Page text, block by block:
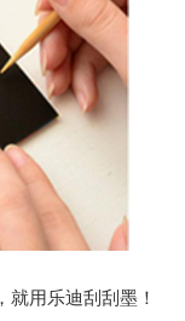
用乐迪刮刮墨！